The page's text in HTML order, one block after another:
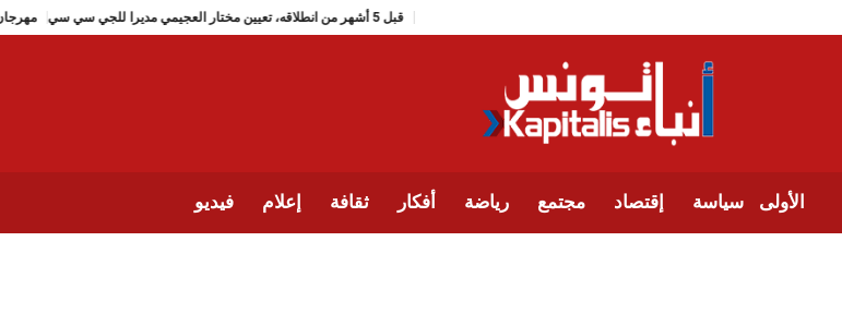
قبل 5 أشهر من انطلاقه، تعيين مختار العجيمي مديرا للجي سي سي
الأولى سياسة إقتصاد مجتمع رياضة أفكار ثقافة إعلام فيديو